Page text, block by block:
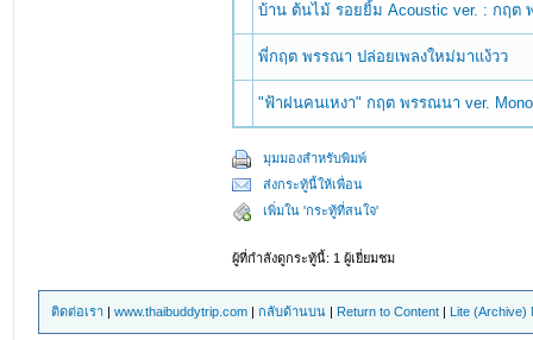
บ้าน ต้นไม้ รอยยิ้ม Acoustic ver. : กฤต
พี่กฤต พรรณา ปล่อยเพลงใหม่มาแง้วว
"ฟ้าฝนคนเหงา" กฤต พรรณนา ver.
มุมมองสำหรับพิมพ์
ส่งกระทู้นี้ให้เพื่อน
เพิ่มใน 'กระทู้ที่สนใจ'
ผู้ที่กำลังดูกระทู้นี้: 1 ผู้เยี่ยมชม
ติดต่อเรา |www.thaibuddytrip.com |กลับด้านบน | Return to Content | Lite (Archive)